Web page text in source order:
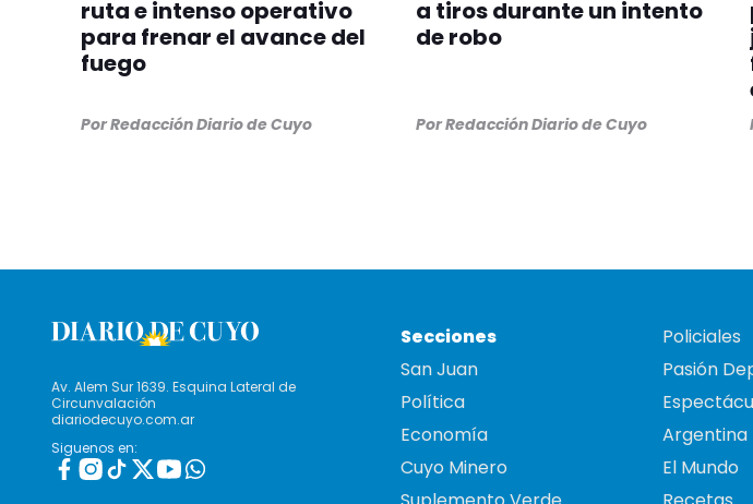
ruta e intenso operativo
para frenar el avance del
fuego
PorRedacción Diario de Cuyo
a tiros durante un intento
de robo
PorRedacción Diario de Cuyo
Av. Alem Sur 1639. Esquina Lateral de
Circunvalación
diariodecuyo.com.ar
Siguenos en:
Secciones
San Juan
Política
Economía
Cuyo Minero
Policiales
Pasión
Argentina
El Mundo